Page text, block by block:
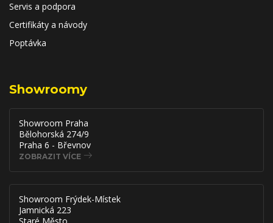
Servis a podpora
Certifikáty a návody
Poptávka
Showroomy
Showroom Praha
Bělohorská 274/9
Praha 6 - Břevnov
ZOBRAZIT VÍCE
Showroom Frýdek-Místek
Jamnická 223